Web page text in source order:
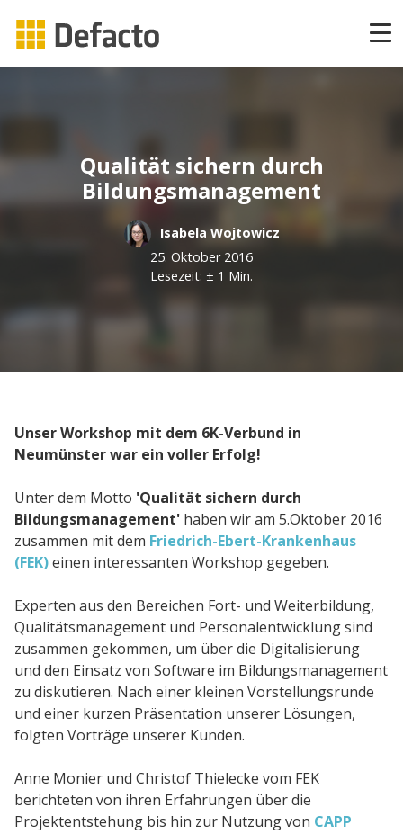
Produkte
CAPP Compliance
CAPP Compliance API
CAPP Quizzes
CAPP Agile Learning
CAPP Open Courses
Lösungen
Gesundheitswesen
Performance Support
Service
Implementierungen
Hosting & Sicherheit
Schnittstellen
E-Learning
Kunden
Qualität sichern durch
Bildungsmanagement
Isabela Wojtowicz
25. Oktober 2016
Lesezeit: ± 1 Min.
Unser Workshop mit dem 6K-Verbund in
Neumünster war ein voller Erfolg!
Unter dem Motto 'Qualität sichern durch
Bildungsmanagement' haben wir am 5.Oktober 2016
zusammen mit dem Friedrich-Ebert-Krankenhaus
(FEK)einen interessanten Workshop gegeben.
Experten aus den Bereichen Fort- und Weiterbildung,
Qualitätsmanagement und Personalentwicklung sind
zusammen gekommen, um über die Digitalisierung
und den Einsatz von Software im Bildungsmanagement
zu diskutieren. Nach einer kleinen Vorstellungsrunde
und einer kurzen Präsentation unserer Lösungen,
folgten Vorträge unserer Kunden.
Anne Monier und Christof Thielecke vom FEK
berichteten von ihren Erfahrungen über die
Projektentstehung bis hin zur Nutzung von CAPP